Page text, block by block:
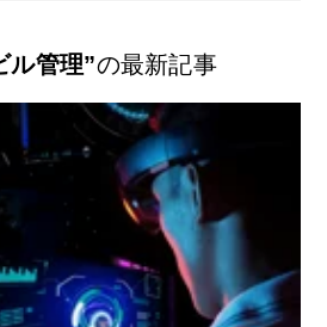
ル管理”の最新記事